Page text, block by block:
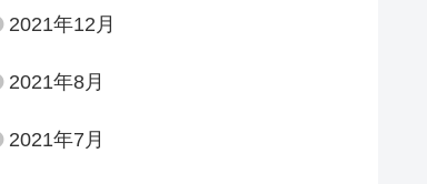
2021年12月
2021年8月
2021年7月